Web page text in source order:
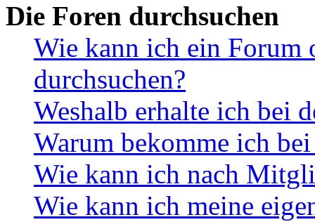
Die Foren durchsuchen
Wie kann ich ein Forum
durchsuchen?
Weshalb erhalte ich bei
Warum bekomme ich
Wie kann ich nach
Wie kann ich meine